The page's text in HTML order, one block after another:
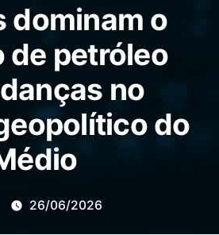
dominam o
de petróleo
no
do
26/06/2026